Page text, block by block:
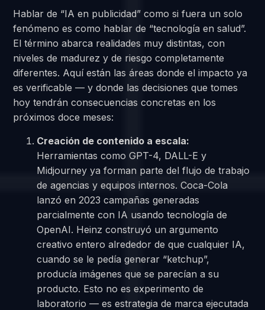
Hablar de “IA en publicidad” como si fuera un solo
fenómeno es como hablar de “tecnología en salud”.
El término abarca realidades muy distintas, con
niveles de madurez y de riesgo completamente
diferentes. Aquí están las áreas donde el impacto ya
es verificable — y donde las decisiones que tomes
hoy tendrán consecuencias concretas en los
próximos doce meses:
Creación de contenido a escala:
Herramientas como GPT-4, DALL-E y
Midjourney ya forman parte del flujo de trabajo
de agencias y equipos internos. Coca-Cola
lanzó en 2023 campañas generadas
parcialmente con IA usando tecnología de
OpenAI. Heinz construyó un argumento
creativo entero alrededor de que cualquier IA,
cuando se le pedía generar “ketchup”,
producía imágenes que se parecían a su
producto. Esto no es experimento de
laboratorio — es estrategia de marca ejecutada